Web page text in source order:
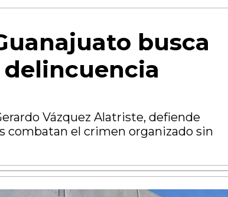
busca
Vázquez Alatriste, defiende
combatan el crimen organizado sin